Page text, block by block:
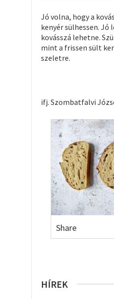
Jó volna, hogy a
kenyér sülhessen. Jó
kovásszá lehetne.
mint a frissen sült
szeletre.
ifj. Szombatfalvi
Share
HÍREK